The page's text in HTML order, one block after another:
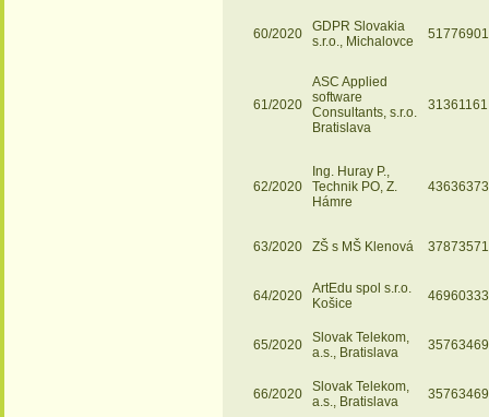
60/2020
GDPR Slovakia
s.r.o., Michalovce
51776901
61/2020
ASC Applied
software
Consultants, s.r.o.
Bratislava
31361161
62/2020
Ing. Huray P.,
Technik PO, Z.
Hámre
43636373
63/2020 ZŠ s MŠ Klenová 37873571
64/2020
ArtEdu spol s.r.o.
Košice
46960333
65/2020
Slovak Telekom,
a.s., Bratislava
35763469
66/2020
Slovak Telekom,
a.s., Bratislava
35763469